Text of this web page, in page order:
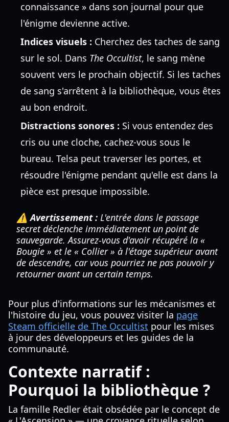
connaissance » dans son journal pour que
l'énigme devienne active.
Indices visuels : Cherchez des taches de sang
sur le sol. Dans The Occultist, le sang mène
souvent vers le prochain objectif. Si les taches
de sang s'arrêtent à la bibliothèque, vous êtes
au bon endroit.
Distractions sonores : Si vous entendez des
cris ou une cloche, cachez-vous sous le
bureau. Telsa peut traverser les portes, et
résoudre l'énigme pendant qu'elle est dans la
pièce est presque impossible.
⚠️ Avertissement : L'entrée dans le passage
secret déclenche immédiatement un point de
sauvegarde. Assurez-vous d'avoir récupéré la «
Bougie » et le « Collier » à l'étage supérieur avant
de descendre, car vous pourriez ne pas pouvoir y
retourner avant un certain temps.
Pour plus d'informations sur les mécanismes et
l'histoire du jeu, vous pouvez visiter la page
Steam officielle de The Occultist pour les mises
à jour des développeurs et les guides de la
communauté.
Contexte narratif :
Pourquoi la bibliothèque ?
La famille Redler était obsédée par le concept de